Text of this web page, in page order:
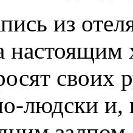
из
своих
людски и,